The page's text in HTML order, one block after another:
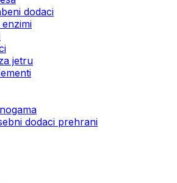
dodaci
jetru
dodaci prehrani